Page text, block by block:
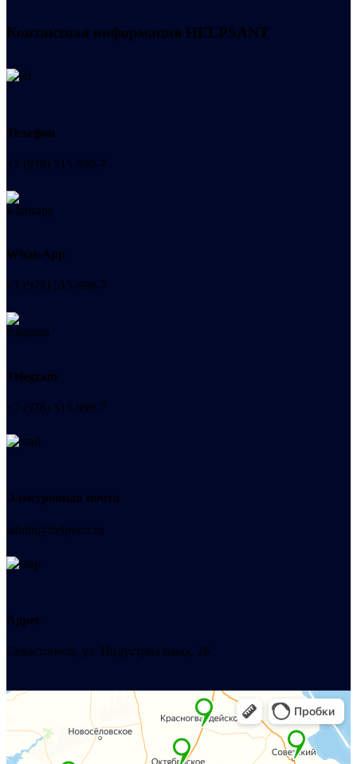
Контактная информация HELPSANT
Телефон
+7 (978) 515-999-7
WhatsApp
+7 (978) 515-999-7
Telegram
+7 (978) 515-999-7
Электронная почта
admin@helpsant.ru
Адрес
Севастополь, ул. Индустриальная, 26